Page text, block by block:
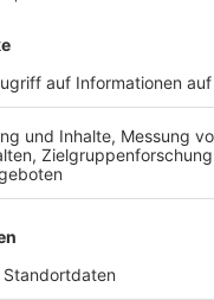
Über 34.000 Gebote
Kühlschränke oder
und Enteisung von
Das skurrilste
den Besitzer gewechselt.
Anzeige